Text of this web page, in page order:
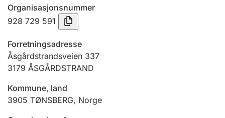
Tinglysing
Jeger
Organisasjonsnummer
928 729 591
Forretningsadresse
Åsgårdstrandsveien 337
3179 ÅSGÅRDSTRAND
Kommune, land
3905 TØNSBERG, Norge